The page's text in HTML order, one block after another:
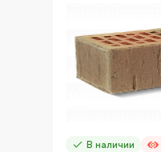
В наличии